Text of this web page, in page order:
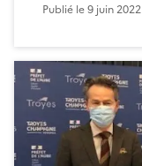
Publié le9 juin 2022